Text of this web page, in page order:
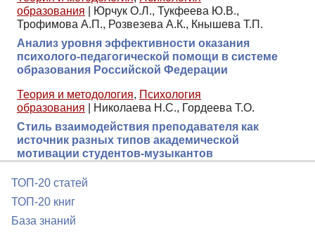
образования
Юрчук О.Л., Тукфеева Ю.В.,
Трофимова А.П., Розвезева А.К., Кнышева Т.П.
Анализ уровня эффективности оказания
психолого-педагогической помощи в системе
образования Российской Федерации
Теория и методология, Психология
образования
Николаева Н.С., Гордеева Т.О.
Стиль взаимодействия преподавателя как
источник разных типов академической
мотивации студентов-музыкантов
ТОП-20 статей
ТОП-20 книг
База знаний